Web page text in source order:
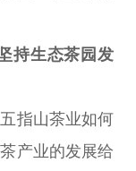
持生态茶园发
指山茶业如何
产业的发展给